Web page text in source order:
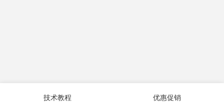
技术教程 优惠促销